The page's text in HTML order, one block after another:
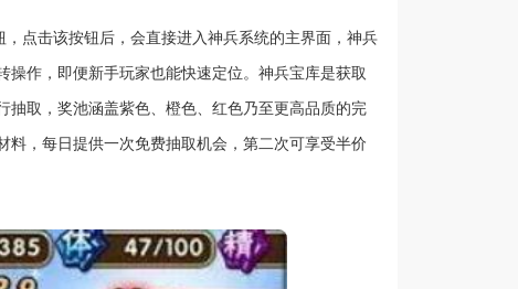
点击该按钮后，会直接进入神兵系统的主界面，神兵
作，即便新手玩家也能快速定位。神兵宝库是获取
取，奖池涵盖紫色、橙色、红色乃至更高品质的完
，每日提供一次免费抽取机会，第二次可享受半价